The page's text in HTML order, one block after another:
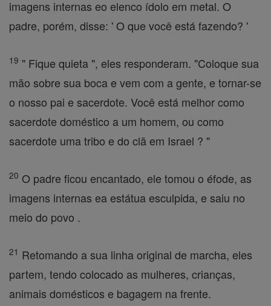
imagens internas eo elenco ídolo em metal. O
padre, porém, disse: ' O que você está fazendo? '
19 " Fique quieta ", eles responderam. "Coloque sua
mão sobre sua boca e vem com a gente, e tornar-se
o nosso pai e sacerdote. Você está melhor como
sacerdote doméstico a um homem, ou como
sacerdote uma tribo e do clã em Israel ? "
20 O padre ficou encantado, ele tomou o éfode, as
imagens internas ea estátua esculpida, e saiu no
meio do povo .
21 Retomando a sua linha original de marcha, eles
partem, tendo colocado as mulheres, crianças,
animais domésticos e bagagem na frente.